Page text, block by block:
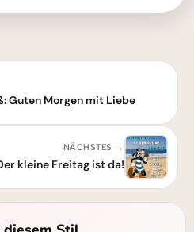
Guten Morgen mit Liebe
NÄCHSTES →
kleine Freitag ist da!